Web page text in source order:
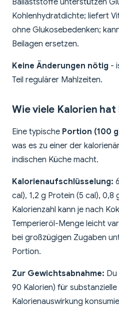
Ballaststoffe unterstützen
Kohlenhydratdichte; liefert
ohne Glukosebedenken;
Beilagen ersetzen.
Keine Änderungen nötig -
Teil regulärer Mahlzeiten.
Wie viele Kalorien hat
Eine typische Portion (100
was es zu einer der
indischen Küche macht.
Kalorienaufschlüsselung:
cal), 1,2 g Protein (5 cal), 0,8
Kalorienzahl kann je nach
Temperieröl-Menge leicht
bei großzügigen Zugaben
Portion.
Zur Gewichtsabnahme:
90 Kalorien) für
Kalorienauswirkung